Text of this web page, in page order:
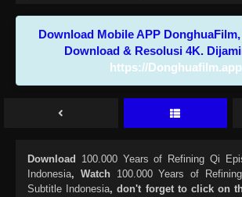
Download Mobile APP
Download & Resolusi 4K.
https://Donghuafilm.app
Download 100.000 Years of Refining Qi
Indonesia, Watch 100.000 Years of
Subtitle Indonesia, don't forget to click on